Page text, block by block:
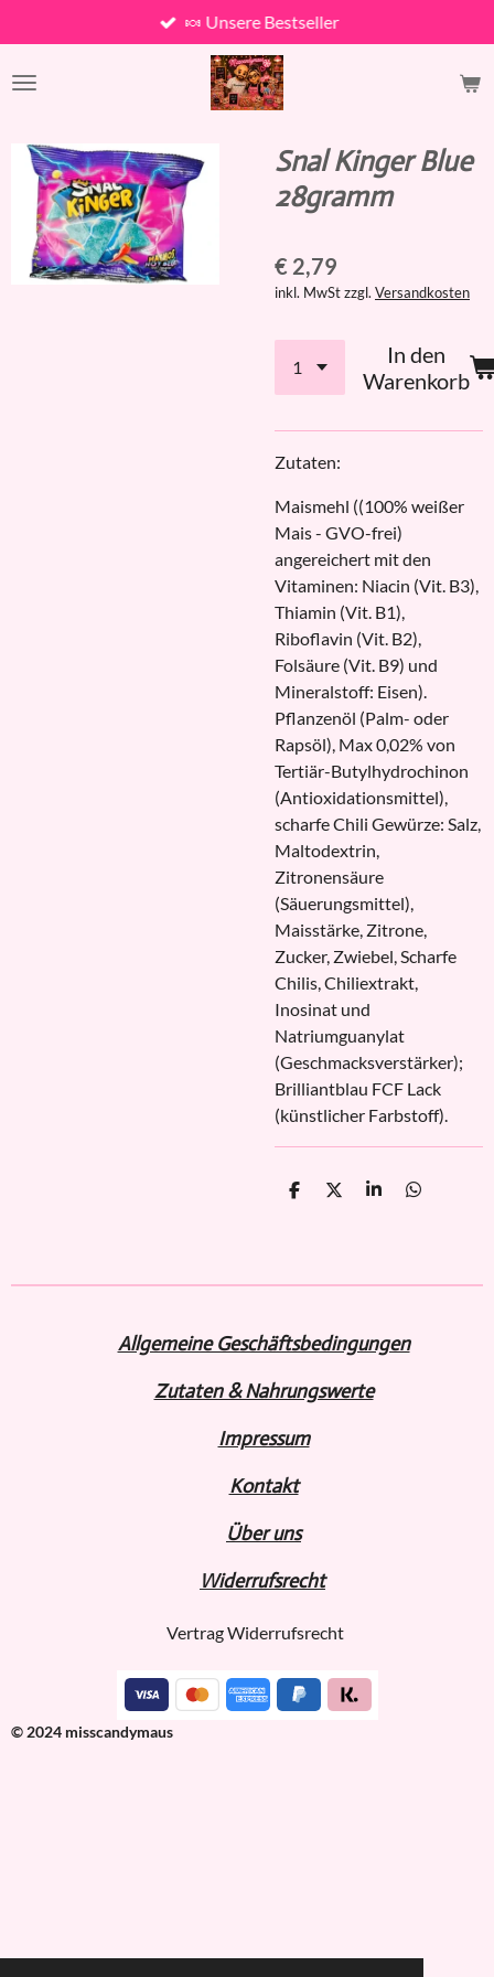
Hauptinhalt
springen
🍬 Unsere Bestseller
Snal Kinger Blue
28gramm
€ 2,79
inkl. MwSt zzgl. Versandkosten
In den
Warenkorb
Zutaten:
Maismehl ((100% weißer
Mais - GVO-frei)
angereichert mit den
Vitaminen: Niacin (Vit. B3),
Thiamin (Vit. B1),
Riboflavin (Vit. B2),
Folsäure (Vit. B9) und
Mineralstoff: Eisen).
Pflanzenöl (Palm- oder
Rapsöl), Max 0,02% von
Tertiär-Butylhydrochinon
(Antioxidationsmittel),
scharfe Chili Gewürze: Salz,
Maltodextrin,
Zitronensäure
(Säuerungsmittel),
Maisstärke, Zitrone,
Zucker, Zwiebel, Scharfe
Chilis, Chiliextrakt,
Inosinat und
Natriumguanylat
(Geschmacksverstärker);
Brilliantblau FCF Lack
(künstlicher Farbstoff).
T
n
T
n
T
n
T
n
Allgemeine Geschäftsbedingungen
Zutaten & Nahrungswerte
Impressum
Kontakt
Über uns
Widerrufsrecht
Vertrag Widerrufsrecht
© 2024 misscandymaus